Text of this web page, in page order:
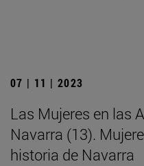
07 | 11 | 2023
Las Mujeres en las
Navarra (13).
historia de Navarra